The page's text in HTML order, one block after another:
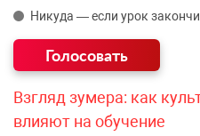
Никуда — если урок
Взгляд зумера: как
влияют на обучение